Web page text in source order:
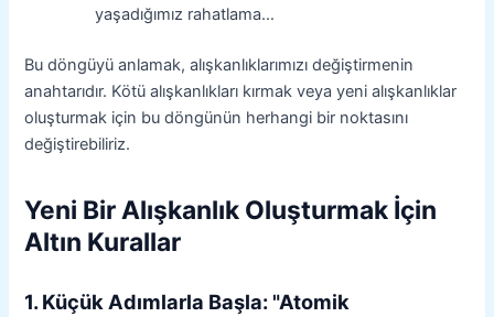
yaşadığımız rahatlama…
Bu döngüyü anlamak, alışkanlıklarımızı değiştirmenin
anahtarıdır. Kötü alışkanlıkları kırmak veya yeni alışkanlıklar
oluşturmak için bu döngünün herhangi bir noktasını
değiştirebiliriz.
Yeni Bir Alışkanlık Oluşturmak İçin
Altın Kurallar
1. Küçük Adımlarla Başla: "Atomik